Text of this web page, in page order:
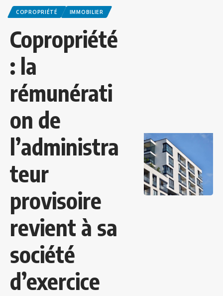
COPROPRIÉTÉ IMMOBILIER
Copropriété
: la
rémunérati
on de
l’administra
teur
provisoire
revient à sa
société
d’exercice